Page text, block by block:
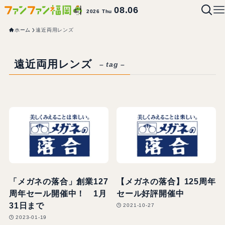
2026 Thu08.06
ホーム 遠近両用レンズ
遠近両用レンズ – tag –
「メガネの落合」創業127
周年セール開催中！ 1月
31日まで
2023-01-19
【メガネの落合】125周年
セール好評開催中
2021-10-27